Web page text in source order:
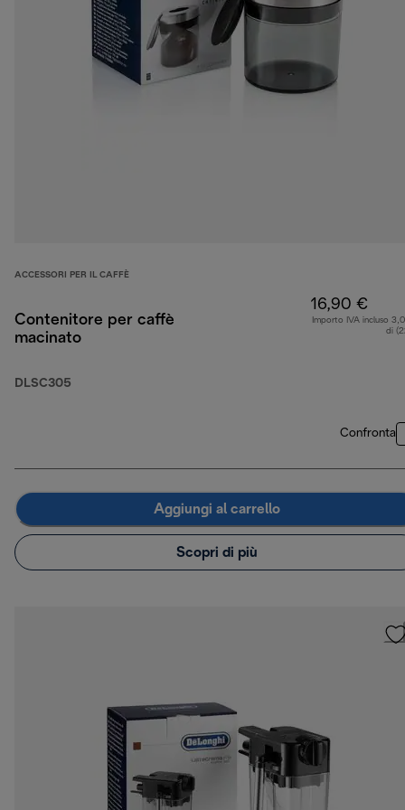
ACCESSORI PER IL CAFFÈ
Contenitore per caffè
macinato
DLSC305
16,90 €
Importo IVA incluso
di
Confronta
Aggiungi al carrello
Scopri di più